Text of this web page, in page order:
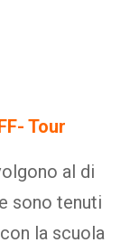
Tour
al di
sono tenuti
la scuola